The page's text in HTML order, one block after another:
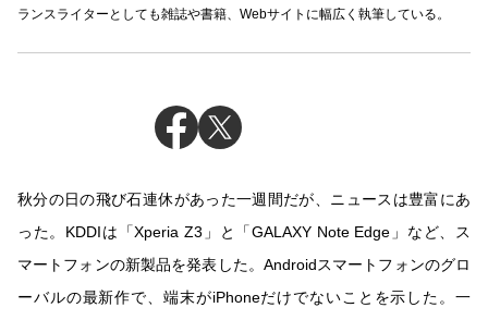
ランスライターとしても雑誌や書籍、Webサイトに幅広く執筆している。
秋分の日の飛び石連休があった一週間だが、ニュースは豊富にあ
った。KDDIは「Xperia Z3」と「GALAXY Note Edge」など、ス
マートフォンの新製品を発表した。Androidスマートフォンのグロ
ーバルの最新作で、端末がiPhoneだけでないことを示した。一